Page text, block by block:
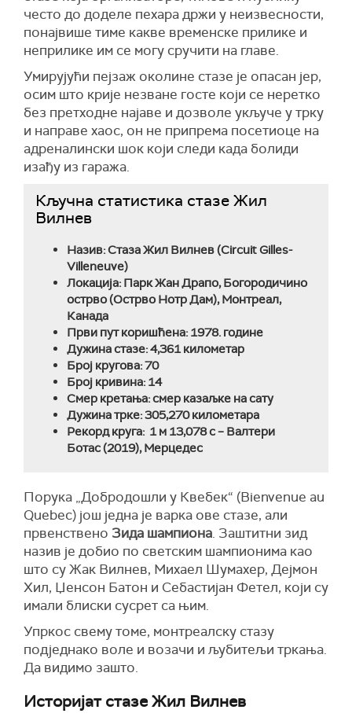
често до доделе пехара држи у неизвесности,
понајвише тиме какве временске прилике и
неприлике им се могу сручити на главе.
Умирујући пејзаж околине стазе је опасан јер,
осим што крије незване госте који се неретко
без претходне најаве и дозволе укључе у трку
и направе хаос, он не припрема посетиоце на
адреналински шок који следи када болиди
изађу из гаража.
Кључна статистика стазе Жил
Вилнев
Назив: Стаза Жил Вилнев (Circuit Gilles-
Villeneuve)
Локација: Парк Жан Драпо, Богородичино
острво (Острво Нотр Дам), Монтреал,
Канада
Први пут коришћена: 1978. године
Дужина стазе: 4,361 километар
Број кругова: 70
Број кривина: 14
Смер кретања: смер казаљке на сату
Дужина трке: 305,270 километара
Рекорд круга: 1 м 13,078 с – Валтери
Ботас (2019), Мерцедес
Порука „Добродошли у Квебек“ (Bienvenue au
Quebec) још једна је варка ове стазе, али
првенствено Зида шампиона. Заштитни зид
назив је добио по светским шампионима као
што су Жак Вилнев, Михаел Шумахер, Дејмон
Хил, Џенсон Батон и Себастијан Фетел, који су
имали блиски сусрет са њим.
Упркос свему томе, монтреалску стазу
подједнако воле и возачи и љубитељи тркања.
Да видимо зашто.
Историјат стазе Жил Вилнев